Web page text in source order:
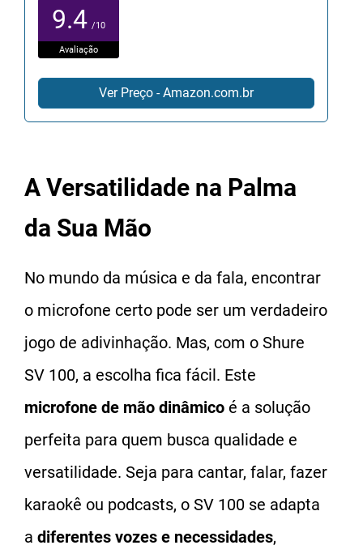
9.4 /10
Avaliação
Ver Preço - Amazon.com.br
A Versatilidade na Palma
da Sua Mão
No mundo da música e da fala, encontrar
o microfone certo pode ser um verdadeiro
jogo de adivinhação. Mas, com o Shure
SV 100, a escolha fica fácil. Este
microfone de mão dinâmico é a solução
perfeita para quem busca qualidade e
versatilidade. Seja para cantar, falar, fazer
karaokê ou podcasts, o SV 100 se adapta
a diferentes vozes e necessidades,